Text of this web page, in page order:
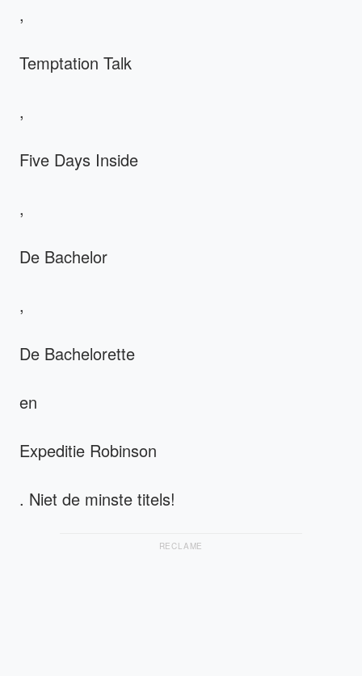
,
Temptation Talk
,
Five Days Inside
,
De Bachelor
,
De Bachelorette
en
Expeditie Robinson
. Niet de minste titels!
RECLAME